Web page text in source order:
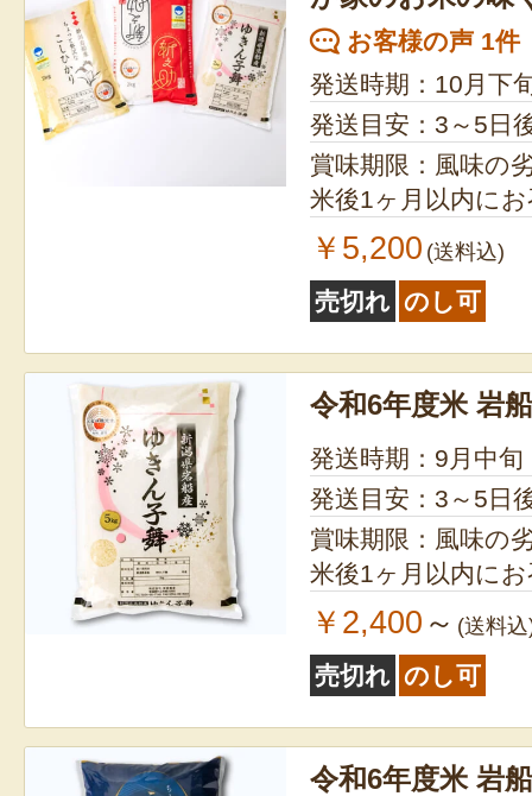
お客様の声 1件
発送時期：10月下
発送目安：3～5日
賞味期限：風味の
米後1ヶ月以内に
￥5,200 (送料込)
売切れ のし可
令和6年度米 岩
発送時期：9月中旬
発送目安：3～5日
賞味期限：風味の
米後1ヶ月以内に
￥2,400 ～ (送料
売切れ のし可
令和6年度米 岩